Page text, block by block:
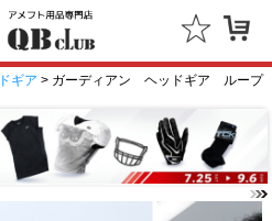
ギア > ガーディアン ヘッドギア ループ